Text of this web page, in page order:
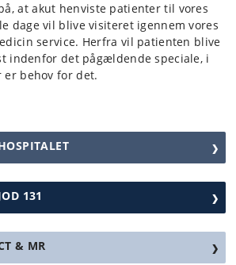
at akut henviste patienter til vores
dage vil blive visiteret igennem vores
service. Herfra vil patienten blive
indenfor det pågældende speciale, i
behov for det.
131
& MR